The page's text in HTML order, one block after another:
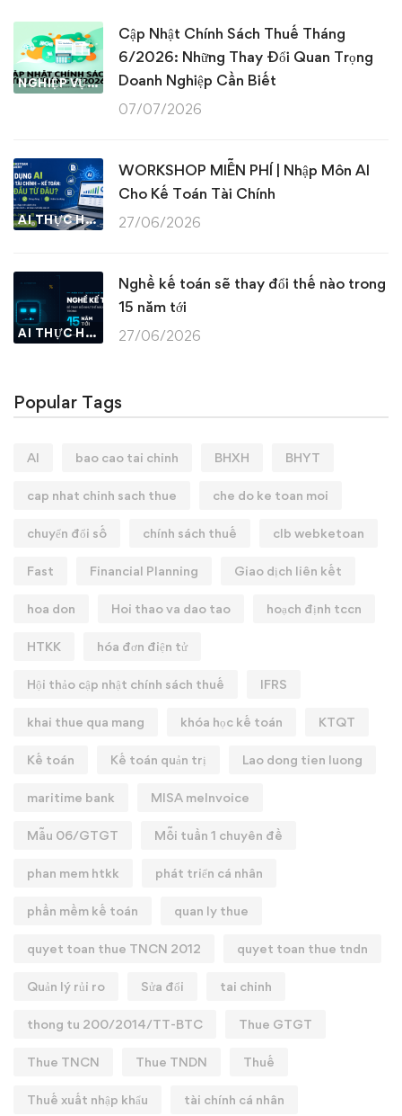
NGHIỆP VỤ KẾ TOÁN & THUẾ
Cập Nhật Chính Sách Thuế Tháng
6/2026: Những Thay Đổi Quan Trọng
Doanh Nghiệp Cần Biết
07/07/2026
AI THỰC HÀNH
WORKSHOP MIỄN PHÍ | Nhập Môn AI
Cho Kế Toán Tài Chính
27/06/2026
AI THỰC HÀNH
Nghề kế toán sẽ thay đổi thế nào trong
15 năm tới
27/06/2026
Popular Tags
AI bao cao tai chinh BHXH BHYT
cap nhat chinh sach thue che do ke toan moi
chuyển đổi số chính sách thuế clb webketoan
Fast Financial Planning Giao dịch liên kết
hoa don Hoi thao va dao tao hoạch định tccn
HTKK hóa đơn điện tử
Hội thảo cập nhật chính sách thuế IFRS
khai thue qua mang khóa học kế toán KTQT
Kế toán Kế toán quản trị Lao dong tien luong
maritime bank MISA meInvoice
Mẫu 06/GTGT Mỗi tuần 1 chuyên đề
phan mem htkk phát triển cá nhân
phần mềm kế toán quan ly thue
quyet toan thue TNCN 2012 quyet toan thue tndn
Quản lý rủi ro Sửa đổi tai chinh
thong tu 200/2014/TT-BTC Thue GTGT
Thue TNCN Thue TNDN Thuế
Thuế xuất nhập khẩu tài chính cá nhân